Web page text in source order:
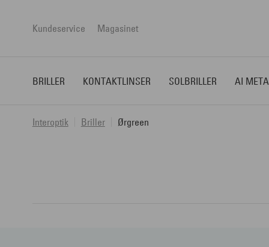
Kundeservice Magasinet
BRILLER KONTAKTLINSER SOLBRILLER AI
Interoptik Briller Ørgreen